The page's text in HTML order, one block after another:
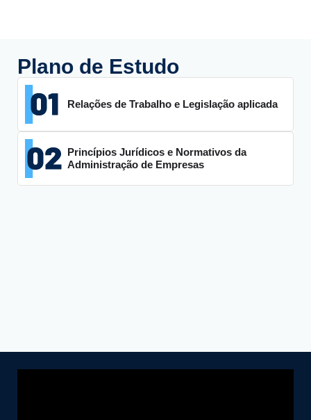
Plano de Estudo
Relações de Trabalho e Legislação aplicada
Princípios Jurídicos e Normativos da
Administração de Empresas